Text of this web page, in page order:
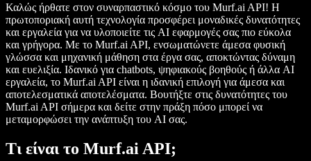
Καλώς ήρθατε στον συναρπαστικό κόσμο του Murf.ai API! Η
πρωτοποριακή αυτή τεχνολογία προσφέρει μοναδικές δυνατότητες
και εργαλεία για να υλοποιείτε τις AI εφαρμογές σας πιο εύκολα
και γρήγορα. Με το Murf.ai API, ενσωματώνετε άμεσα φυσική
γλώσσα και μηχανική μάθηση στα έργα σας, αποκτώντας δύναμη
και ευελιξία. Ιδανικό για chatbots, ψηφιακούς βοηθούς ή άλλα AI
εργαλεία, το Murf.ai API είναι η ιδανική επιλογή για άμεσα και
αποτελεσματικά αποτελέσματα. Βουτήξτε στις δυνατότητες του
Murf.ai API σήμερα και δείτε στην πράξη πόσο μπορεί να
μεταμορφώσει την ανάπτυξη του AI σας.
Τι είναι το Murf.ai API;